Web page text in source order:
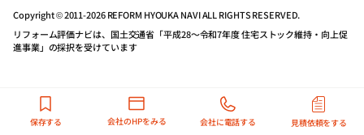
保存する 会社のHPをみる 会社に電話する 見積依頼をする
住宅関連機関リンク集
マイページの活用
動作推奨環境について
リンクポリシー
Copyright © 2011-2026 REFORM HYOUKA NAVI ALL RIGHTS RESERVED.
リフォーム評価ナビは、国土交通省「平成28～令和7年度 住宅ストック維持・向上促
進事業」の採択を受けています